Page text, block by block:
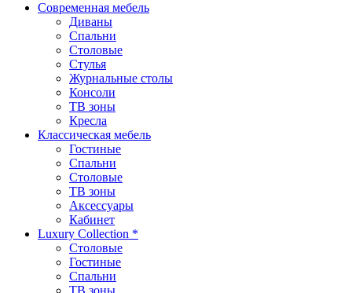
Современная мебель
Диваны
Спальни
Столовые
Стулья
Журнальные столы
Консоли
ТВ зоны
Кресла
Классическая мебель
Гостиные
Спальни
Столовые
TВ зоны
Аксессуары
Кабинет
Luxury Collection *
Столовые
Гостиные
Спальни
TB зоны